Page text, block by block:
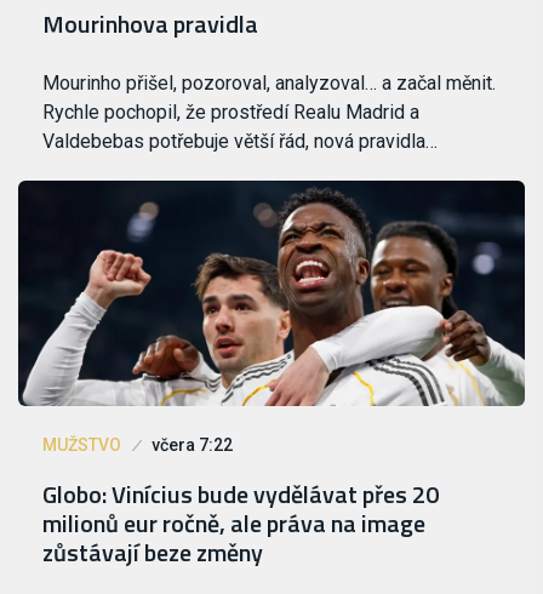
Mourinhova pravidla
Mourinho přišel, pozoroval, analyzoval… a začal měnit.
Rychle pochopil, že prostředí Realu Madrid a
Valdebebas potřebuje větší řád, nová pravidla…
MUŽSTVO včera 7:22
Globo: Vinícius bude vydělávat přes 20
milionů eur ročně, ale práva na image
zůstávají beze změny